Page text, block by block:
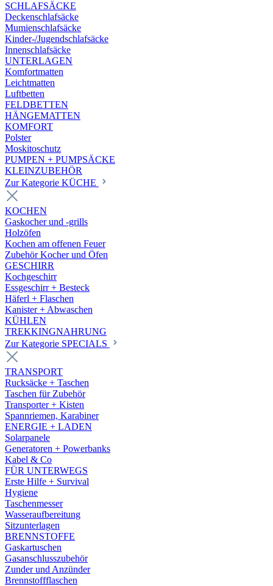
SCHLAFSÄCKE
Deckenschlafsäcke
Mumienschlafsäcke
Kinder-/Jugendschlafsäcke
Innenschlafsäcke
UNTERLAGEN
Komfortmatten
Leichtmatten
Luftbetten
FELDBETTEN
HÄNGEMATTEN
KOMFORT
Polster
Moskitoschutz
PUMPEN + PUMPSÄCKE
KLEINZUBEHÖR
Zur Kategorie KÜCHE
KOCHEN
Gaskocher und -grills
Holzöfen
Kochen am offenen Feuer
Zubehör Kocher und Öfen
GESCHIRR
Kochgeschirr
Essgeschirr + Besteck
Häferl + Flaschen
Kanister + Abwaschen
KÜHLEN
TREKKINGNAHRUNG
Zur Kategorie SPECIALS
TRANSPORT
Rucksäcke + Taschen
Taschen für Zubehör
Transporter + Kisten
Spannriemen, Karabiner
ENERGIE + LADEN
Solarpanele
Generatoren + Powerbanks
Kabel & Co
FÜR UNTERWEGS
Erste Hilfe + Survival
Hygiene
Taschenmesser
Wasseraufbereitung
Sitzunterlagen
BRENNSTOFFE
Gaskartuschen
Gasanschlusszubehör
Zunder und Anzünder
Brennstoffflaschen